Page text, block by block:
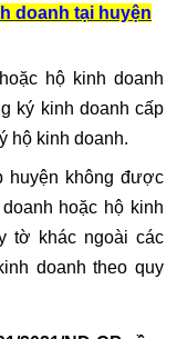
doanh tại huyện
hộ kinh doanh
ký kinh doanh cấp
hộ kinh doanh.
huyện không được
hoặc hộ kinh
tờ khác ngoài các
doanh theo quy